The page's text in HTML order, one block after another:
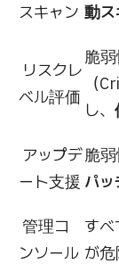
スキャン 動ス
リスクレ
ベル評価
脆
（
し、
アップデ
ート支援
脆
パ
管理コ
ンソール
すべ
が